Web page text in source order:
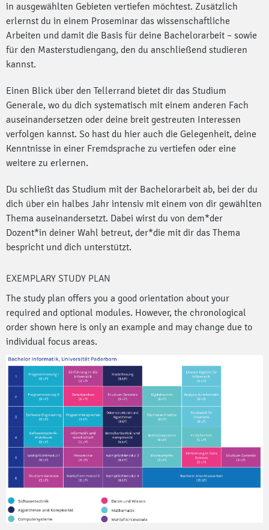
in ausgewählten Gebieten vertiefen möchtest. Zusätzlich
erlernst du in einem Proseminar das wissenschaftliche
Arbeiten und damit die Basis für deine Bachelorarbeit – sowie
für den Masterstudiengang, den du anschließend studieren
kannst.
Einen Blick über den Tellerrand bietet dir das Studium
Generale, wo du dich systematisch mit einem anderen Fach
auseinandersetzen oder deine breit gestreuten Interessen
verfolgen kannst. So hast du hier auch die Gelegenheit, deine
Kenntnisse in einer Fremdsprache zu vertiefen oder eine
weitere zu erlernen.
Du schließt das Studium mit der Bachelorarbeit ab, bei der du
dich über ein halbes Jahr intensiv mit einem von dir gewählten
Thema auseinandersetzt. Dabei wirst du von dem*der
Dozent*in deiner Wahl betreut, der*die mit dir das Thema
bespricht und dich unterstützt.
EXEMPLARY STUDY PLAN
The study plan offers you a good orientation about your
required and optional modules. However, the chronological
order shown here is only an example and may change due to
individual focus areas.